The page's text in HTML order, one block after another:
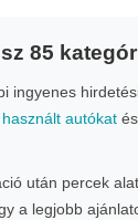
85
ingyenes
használt autókat
után percek
a legjobb